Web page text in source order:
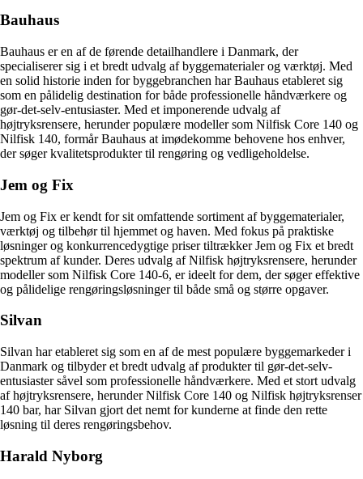
Bauhaus
Bauhaus er en af de førende detailhandlere i Danmark, der
specialiserer sig i et bredt udvalg af byggematerialer og værktøj. Med
en solid historie inden for byggebranchen har Bauhaus etableret sig
som en pålidelig destination for både professionelle håndværkere og
gør-det-selv-entusiaster. Med et imponerende udvalg af
højtryksrensere, herunder populære modeller som Nilfisk Core 140 og
Nilfisk 140, formår Bauhaus at imødekomme behovene hos enhver,
der søger kvalitetsprodukter til rengøring og vedligeholdelse.
Jem og Fix
Jem og Fix er kendt for sit omfattende sortiment af byggematerialer,
værktøj og tilbehør til hjemmet og haven. Med fokus på praktiske
løsninger og konkurrencedygtige priser tiltrækker Jem og Fix et bredt
spektrum af kunder. Deres udvalg af Nilfisk højtryksrensere, herunder
modeller som Nilfisk Core 140-6, er ideelt for dem, der søger effektive
og pålidelige rengøringsløsninger til både små og større opgaver.
Silvan
Silvan har etableret sig som en af de mest populære byggemarkeder i
Danmark og tilbyder et bredt udvalg af produkter til gør-det-selv-
entusiaster såvel som professionelle håndværkere. Med et stort udvalg
af højtryksrensere, herunder Nilfisk Core 140 og Nilfisk højtryksrenser
140 bar, har Silvan gjort det nemt for kunderne at finde den rette
løsning til deres rengøringsbehov.
Harald Nyborg